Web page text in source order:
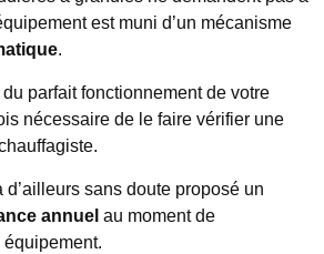
est muni d’un mécanisme
.
parfait fonctionnement de votre
nécessaire de le faire vérifier une
sans doute proposé un
annuel au moment de
équipement.